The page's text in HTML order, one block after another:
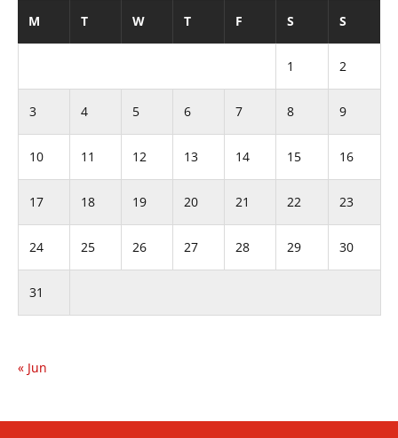
M T W T F S S
1 2
3 4 5 6 7 8 9
10 11 12 13 14 15 16
17 18 19 20 21 22 23
24 25 26 27 28 29 30
31
« Jun